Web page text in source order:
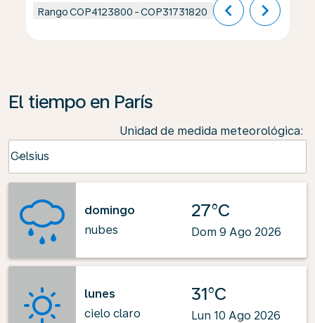
RangoCOP4123800 -COP31731820 chevron_left chevron_right
El tiempo en París
Unidad de medida meteorológica:
Celsius
keyboard_arrow_down
domingo
nubes
27°C
Dom 9 Ago 2026
lunes
cielo claro
31°C
Lun 10 Ago 2026